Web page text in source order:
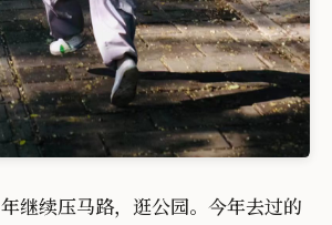
继续压马路，逛公园。今年去过的